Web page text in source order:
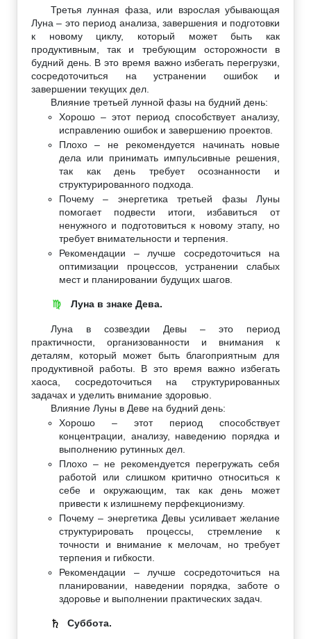
Третья лунная фаза, или взрослая убывающая
Луна – это период анализа, завершения и подготовки
к новому циклу, который может быть как
продуктивным, так и требующим осторожности в
будний день. В это время важно избегать перегрузки,
сосредоточиться на устранении ошибок и
завершении текущих дел.
Влияние третьей лунной фазы на будний день:
Хорошо – этот период способствует анализу,
исправлению ошибок и завершению проектов.
Плохо – не рекомендуется начинать новые
дела или принимать импульсивные решения,
так как день требует осознанности и
структурированного подхода.
Почему – энергетика третьей фазы Луны
помогает подвести итоги, избавиться от
ненужного и подготовиться к новому этапу, но
требует внимательности и терпения.
Рекомендации – лучше сосредоточиться на
оптимизации процессов, устранении слабых
мест и планировании будущих шагов.
♍ Луна в знаке Дева.
Луна в созвездии Девы – это период
практичности, организованности и внимания к
деталям, который может быть благоприятным для
продуктивной работы. В это время важно избегать
хаоса, сосредоточиться на структурированных
задачах и уделить внимание здоровью.
Влияние Луны в Деве на будний день:
Хорошо – этот период способствует
концентрации, анализу, наведению порядка и
выполнению рутинных дел.
Плохо – не рекомендуется перегружать себя
работой или слишком критично относиться к
себе и окружающим, так как день может
привести к излишнему перфекционизму.
Почему – энергетика Девы усиливает желание
структурировать процессы, стремление к
точности и внимание к мелочам, но требует
терпения и гибкости.
Рекомендации – лучше сосредоточиться на
планировании, наведении порядка, заботе о
здоровье и выполнении практических задач.
♄ Суббота.